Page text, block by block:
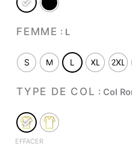
FEMME : L
S M L XL 2XL
TYPE DE COL : Col
EFFACER
shirt
Cerises